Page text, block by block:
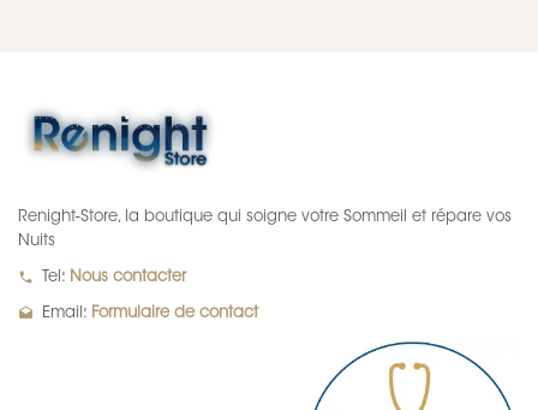
Renight-Store, la boutique qui soigne votre Sommeil et répare vos
Nuits
local_phone Tel: Nous contacter
drafts Email: Formulaire de contact